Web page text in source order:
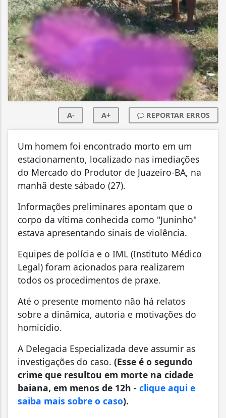
A- A+ REPORTAR ERROS
Um homem foi encontrado morto em um
estacionamento, localizado nas imediações
do Mercado do Produtor de Juazeiro-BA, na
manhã deste sábado (27).
Informações preliminares apontam que o
corpo da vítima conhecida como "Juninho"
estava apresentando sinais de violência.
Equipes de polícia e o IML (Instituto Médico
Legal) foram acionados para realizarem
todos os procedimentos de praxe.
Até o presente momento não há relatos
sobre a dinâmica, autoria e motivações do
homicídio.
A Delegacia Especializada deve assumir as
investigações do caso. (Esse é o segundo
crime que resultou em morte na cidade
baiana, em menos de 12h - clique aqui e
saiba mais sobre o caso).